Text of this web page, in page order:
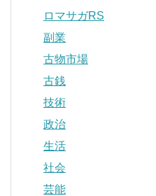
ロマサガRS
副業
古物市場
古銭
技術
政治
生活
社会
芸能